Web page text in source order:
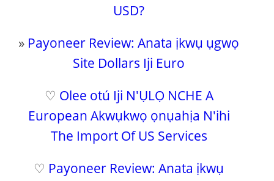
USD?
» Payoneer Review: Anata ịkwụ ụgwọ
Site Dollars Iji Euro
♡ Olee otú Iji N'ỤLỌ NCHE A
European Akwụkwọ ọnụahịa N'ihi
The Import Of US Services
♡ Payoneer Review: Anata ịkwụ